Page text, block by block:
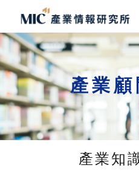
產業
產業知